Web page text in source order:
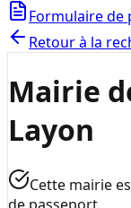
Formulaire de
Retour à la
Mairie
Layon
Cette mairie